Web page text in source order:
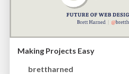
Making Projects Easy
brettharned